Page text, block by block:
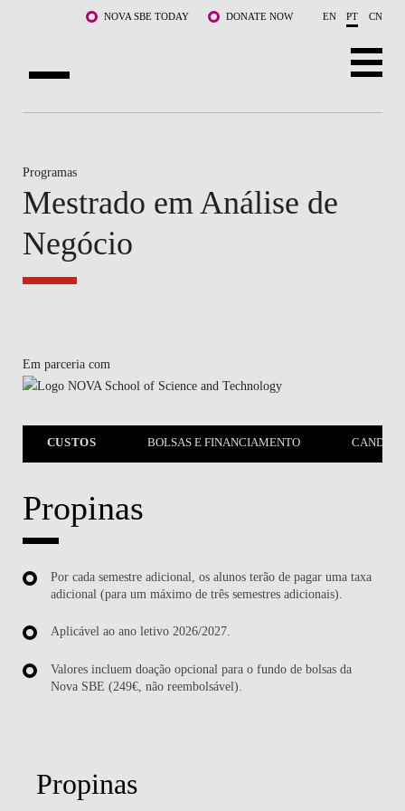
Saltar para o conteúdo principalNOVA SBE TODAY DONATE NOW EN PT CN
CURSOS
DOCENTES E INVESTIGAÇÃO
COMUNIDADE
Programas
Mestrado em Análise de
Negócio
Em parceria com
CUSTOS BOLSAS E FINANCIAMENTO
Propinas
Por cada semestre adicional, os alunos terão de pagar uma taxa
adicional (para um máximo de três semestres adicionais).
Aplicável ao ano letivo 2026/2027.
Valores incluem doação opcional para o fundo de bolsas da
Nova SBE (249€, não reembolsável).
Propinas